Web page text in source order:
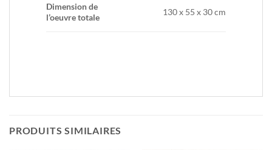
Dimension de
l’oeuvre totale
130 x 55 x 30 cm
PRODUITS SIMILAIRES